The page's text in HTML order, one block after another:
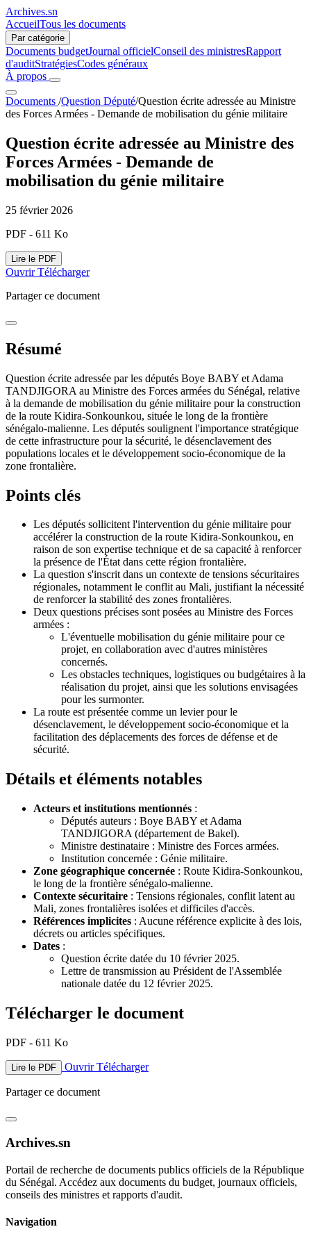
Archives.sn
AccueilTous les documents
Par catégorie
Documents budgetJournal officielConseil des ministresRapport
d'auditStratégiesCodes généraux
À propos
Documents /Question Député/Question écrite adressée au Ministre
des Forces Armées - Demande de mobilisation du génie militaire
Question écrite adressée au Ministre des
Forces Armées - Demande de
mobilisation du génie militaire
25 février 2026
PDF - 611 Ko
Lire le PDF
OuvrirTélécharger
Partager ce document
Résumé
Question écrite adressée par les députés Boye BABY et Adama
TANDJIGORA au Ministre des Forces armées du Sénégal, relative
à la demande de mobilisation du génie militaire pour la construction
de la route Kidira-Sonkounkou, située le long de la frontière
sénégalo-malienne. Les députés soulignent l'importance stratégique
de cette infrastructure pour la sécurité, le désenclavement des
populations locales et le développement socio-économique de la
zone frontalière.
Points clés
Les députés sollicitent l'intervention du génie militaire pour
accélérer la construction de la route Kidira-Sonkounkou, en
raison de son expertise technique et de sa capacité à renforcer
la présence de l'État dans cette région frontalière.
La question s'inscrit dans un contexte de tensions sécuritaires
régionales, notamment le conflit au Mali, justifiant la nécessité
de renforcer la stabilité des zones frontalières.
Deux questions précises sont posées au Ministre des Forces
armées :
L'éventuelle mobilisation du génie militaire pour ce
projet, en collaboration avec d'autres ministères
concernés.
Les obstacles techniques, logistiques ou budgétaires à la
réalisation du projet, ainsi que les solutions envisagées
pour les surmonter.
La route est présentée comme un levier pour le
désenclavement, le développement socio-économique et la
facilitation des déplacements des forces de défense et de
sécurité.
Détails et éléments notables
Acteurs et institutions mentionnés :
Députés auteurs : Boye BABY et Adama
TANDJIGORA (département de Bakel).
Ministre destinataire : Ministre des Forces armées.
Institution concernée : Génie militaire.
Zone géographique concernée : Route Kidira-Sonkounkou,
le long de la frontière sénégalo-malienne.
Contexte sécuritaire : Tensions régionales, conflit latent au
Mali, zones frontalières isolées et difficiles d'accès.
Références implicites : Aucune référence explicite à des lois,
décrets ou articles spécifiques.
Dates :
Question écrite datée du 10 février 2025.
Lettre de transmission au Président de l'Assemblée
nationale datée du 12 février 2025.
Télécharger le document
PDF - 611 Ko
Lire le PDF OuvrirTélécharger
Partager ce document
Archives.sn
Portail de recherche de documents publics officiels de la République
du Sénégal. Accédez aux documents du budget, journaux officiels,
conseils des ministres et rapports d'audit.
Navigation